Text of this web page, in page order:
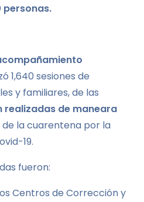
personas.
1,640 sesiones de
y familiares, de las
realizadas de maneara
la cuarentena por la
19.
fueron:
Centros de Corrección y